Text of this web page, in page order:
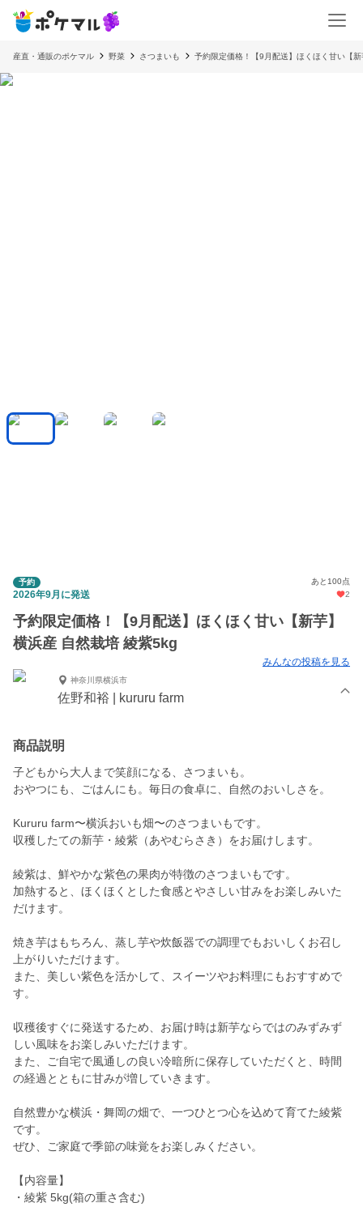
産直・通販のポケマル 野菜 さつまいも 予約限定価格！【9月配送】ほくほく甘い【
予約 あと100点
2026年9月に発送 2
予約限定価格！【9月配送】ほくほく甘い【新芋】
横浜産 自然栽培 綾紫5kg
みんなの投稿を見る
神奈川県横浜市
佐野和裕 | kururu farm
商品説明
子どもから大人まで笑顔になる、さつまいも。
おやつにも、ごはんにも。毎日の食卓に、自然のおいしさを。
Kururu farm〜横浜おいも畑〜のさつまいもです。
収穫したての新芋・綾紫（あやむらさき）をお届けします。
綾紫は、鮮やかな紫色の果肉が特徴のさつまいもです。
加熱すると、ほくほくとした食感とやさしい甘みをお楽しみいた
だけます。
焼き芋はもちろん、蒸し芋や炊飯器での調理でもおいしくお召し
上がりいただけます。
また、美しい紫色を活かして、スイーツやお料理にもおすすめで
す。
収穫後すぐに発送するため、お届け時は新芋ならではのみずみず
しい風味をお楽しみいただけます。
また、ご自宅で風通しの良い冷暗所に保存していただくと、時間
の経過とともに甘みが増していきます。
自然豊かな横浜・舞岡の畑で、一つひとつ心を込めて育てた綾紫
です。
ぜひ、ご家庭で季節の味覚をお楽しみください。
【内容量】
・綾紫 5kg(箱の重さ含む)